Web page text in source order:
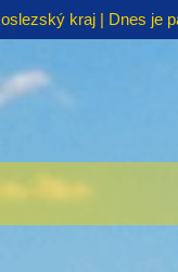
kraj | Dnes je